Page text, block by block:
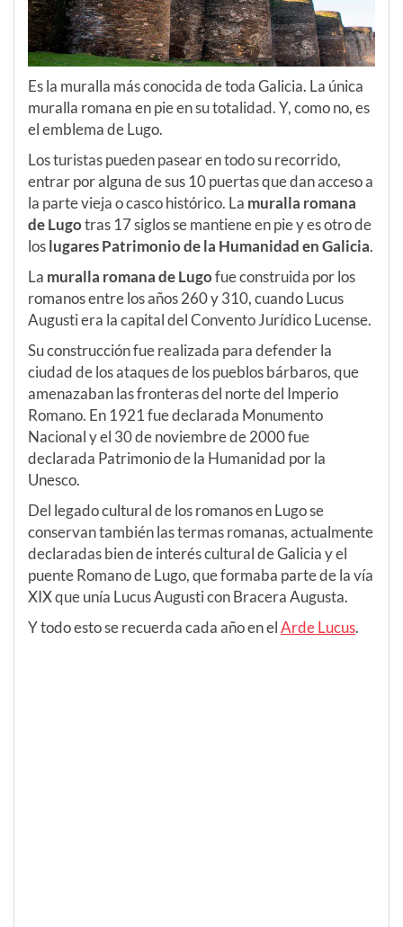
Es la muralla más conocida de toda Galicia. La única
muralla romana en pie en su totalidad. Y, como no, es
el emblema de Lugo.
Los turistas pueden pasear en todo su recorrido,
entrar por alguna de sus 10 puertas que dan acceso a
la parte vieja o casco histórico. La muralla romana
de Lugotras 17 siglos se mantiene en pie y es otro de
loslugares Patrimonio de la Humanidad en Galicia.
La muralla romana de Lugofue construida por los
romanos entre los años 260 y 310, cuando Lucus
Augusti era la capital del Convento Jurídico Lucense.
Su construcción fue realizada para defender la
ciudad de los ataques de los pueblos bárbaros, que
amenazaban las fronteras del norte del Imperio
Romano. En 1921 fue declarada Monumento
Nacional y el 30 de noviembre de 2000 fue
declarada Patrimonio de la Humanidad por la
Unesco.
Del legado cultural de los romanos en Lugo se
conservan también las termas romanas, actualmente
declaradas bien de interés cultural de Galicia y el
puente Romano de Lugo, que formaba parte de la vía
XIX que unía Lucus Augusti con Bracera Augusta.
Y todo esto se recuerda cada año en elArde Lucus.